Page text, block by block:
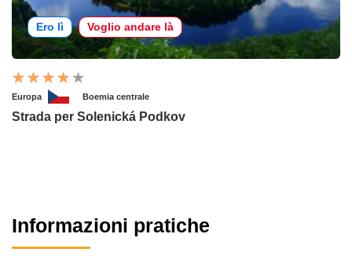
Ero lì Voglio andare là
Europa Boemia centrale
Strada per Solenická Podkov
Informazioni pratiche